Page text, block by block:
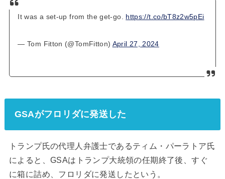
It was a set-up from the get-go. https://t.co/bT8z2w5pEi
— Tom Fitton (@TomFitton) April 27, 2024
GSAがフロリダに発送した
トランプ氏の代理人弁護士であるティム・パーラトア氏
によると、GSAはトランプ大統領の任期終了後、すぐ
に箱に詰め、フロリダに発送したという。